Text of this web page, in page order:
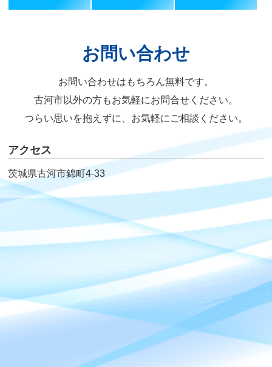
お問い合わせ
お問い合わせはもちろん無料です。
古河市以外の方もお気軽にお問合せください。
つらい思いを抱えずに、お気軽にご相談ください。
アクセス
茨城県古河市錦町4-33